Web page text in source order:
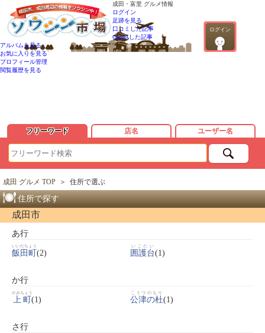
成田・富里 グルメ情報
ログイン
ログイン
足跡を見る
口コミした記事
QandAした記事
アルバムを見る
お気に入りを見る
プロフィール管理
閲覧履歴を見る
フリーワード 店名 ユーザー名
成田 グルメ TOP ＞ 住所で選ぶ
住所で探す
成田市
あ行
飯田町
いいだちょう
(2) 囲護台
いごだい
(1)
か行
上町
かみちょう
(1) 公津の杜
こうづのもり
(1)
さ行